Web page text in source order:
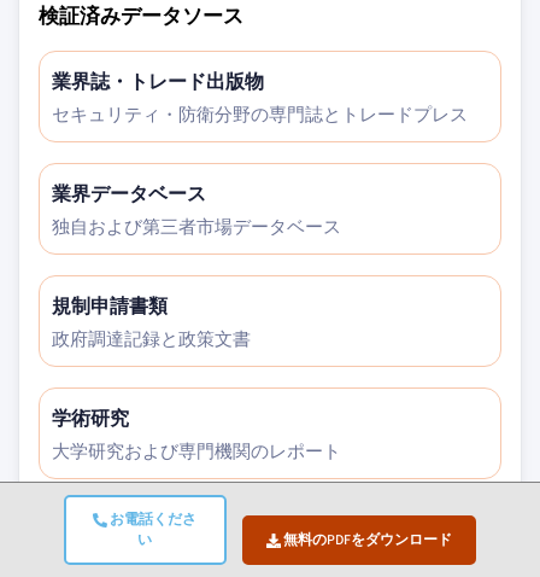
お電話くださ
い
無料のPDFをダウンロード
検証済みデータソース
業界誌・トレード出版物
セキュリティ・防衛分野の専門誌とトレードプレス
業界データベース
独自および第三者市場データベース
規制申請書類
政府調達記録と政策文書
学術研究
大学研究および専門機関のレポート
企業レポート
年次報告書、投資家向けプレゼンテーション、届出書